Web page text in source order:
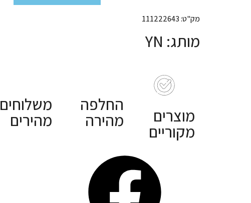
מק"ט: 111222643
מותג: YN
מוצרים
מקוריים
החלפה
מהירה
משלוחים
מהירים